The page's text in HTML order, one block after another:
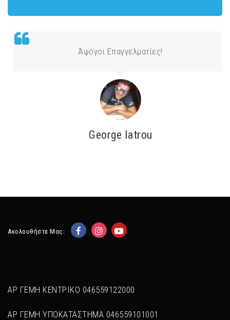
Άψογοι Επαγγελματίες!
George Iatrou
Ακολουθήστε Μας:
ΑΡ ΓΕΜΗ ΚΕΝΤΡΙΚΟ 046559122000
ΑΡ ΓΕΜΗ ΥΠΟΚΑΤΑΣΤΗΜΑ 046559101001